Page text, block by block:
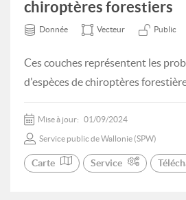
chiroptères forestiers
Donnée Vecteur Public
Ces couches représentent les
d'espèces de chiroptères
Mise à jour: 01/09/2024
Service public de Wallonie (SPW)
Carte Service